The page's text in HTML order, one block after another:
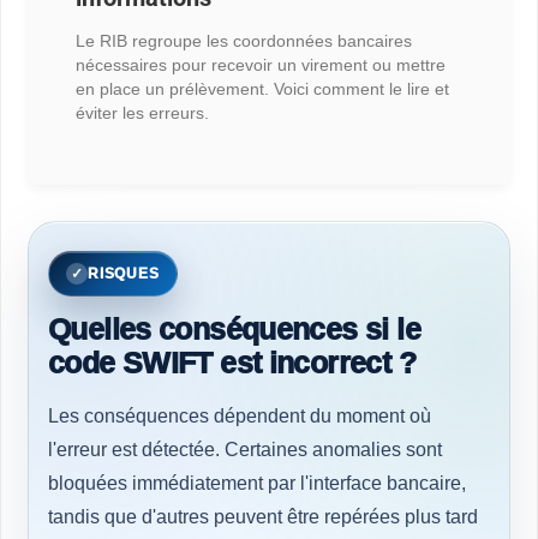
Le RIB regroupe les coordonnées bancaires
nécessaires pour recevoir un virement ou mettre
en place un prélèvement. Voici comment le lire et
éviter les erreurs.
RISQUES
Quelles conséquences si le
code SWIFT est incorrect ?
Les conséquences dépendent du moment où
l'erreur est détectée. Certaines anomalies sont
bloquées immédiatement par l'interface bancaire,
tandis que d'autres peuvent être repérées plus tard